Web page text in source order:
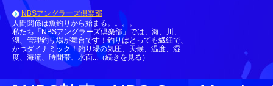
NBSアングラーズ倶楽部
人間関係は魚釣りから始まる。。。。
私たち「NBSアングラーズ倶楽部」では、海、川、
湖、管理釣り場が舞台です！釣りはとっても繊細で、
かつダイナミック！釣り場の気圧、天候、温度、湿
度、海流、時間帯、水面...（続きを見る）